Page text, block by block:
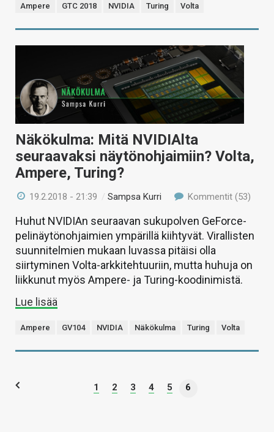
Ampere GTC 2018 NVIDIA Turing Volta
Näkökulma: Mitä NVIDIAlta
seuraavaksi näytönohjaimiin? Volta,
Ampere, Turing?
19.2.2018 - 21:39 /Sampsa Kurri Kommentit (53)
Huhut NVIDIAn seuraavan sukupolven GeForce-
pelinäytönohjaimien ympärillä kiihtyvät. Virallisten
suunnitelmien mukaan luvassa pitäisi olla
siirtyminen Volta-arkkitehtuuriin, mutta huhuja on
liikkunut myös Ampere- ja Turing-koodinimistä.
Lue lisää
Ampere GV104 NVIDIA Näkökulma Turing Volta
1 2 3 4 5 6